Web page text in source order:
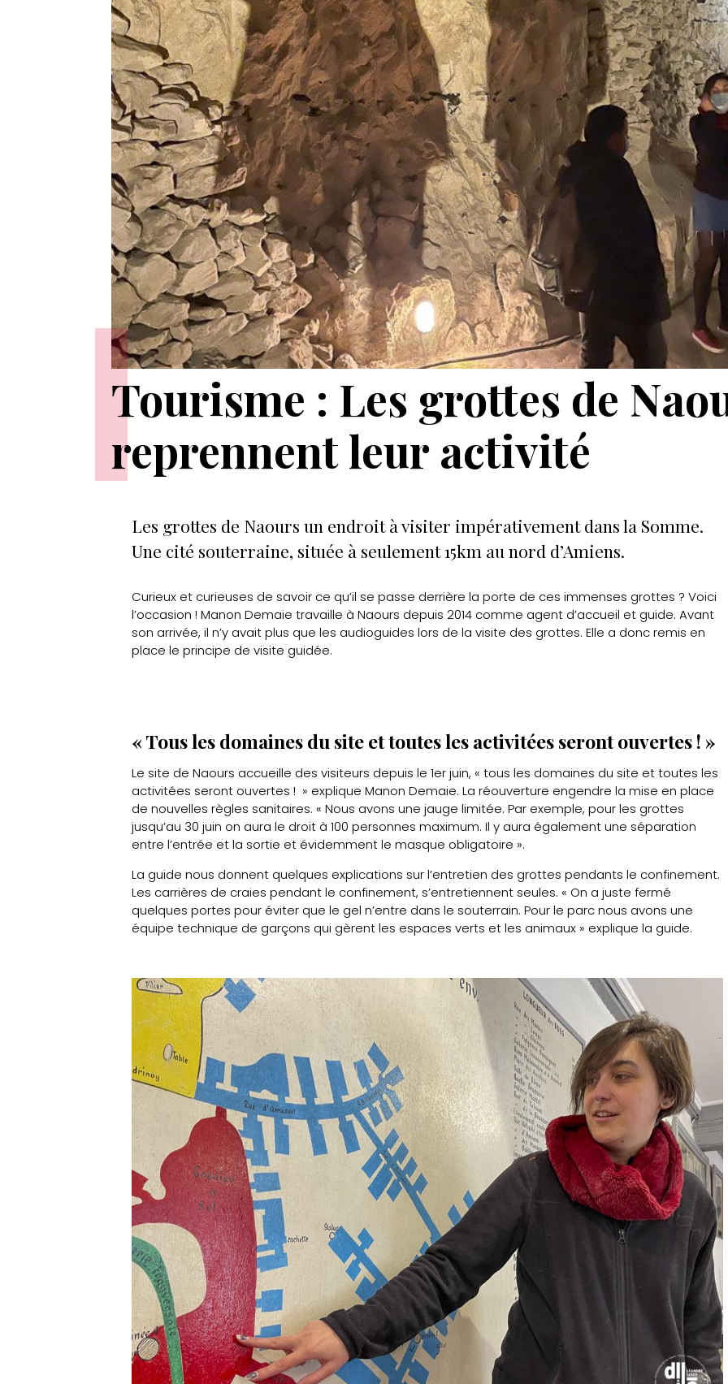
Tourisme : Les grottes de
reprennent leur activité
Les grottes de Naours un endroit à visiter impérativement dans la Somme.
Une cité souterraine, située à seulement 15km au nord d’Amiens.
Curieux et curieuses de savoir ce qu’il se passe derrière la porte de ces immenses grottes ? Voici
l’occasion ! Manon Demaie travaille à Naours depuis 2014 comme agent d’accueil et guide. Avant
son arrivée, il n’y avait plus que les audioguides lors de la visite des grottes. Elle a donc remis en
place le principe de visite guidée.
« Tous les domaines du site et toutes les activitées seront ouvertes ! »
Le site de Naours accueille des visiteurs depuis le 1er juin, « tous les domaines du site et toutes les
activitées seront ouvertes ! » explique Manon Demaie. La réouverture engendre la mise en place
de nouvelles règles sanitaires. « Nous avons une jauge limitée. Par exemple, pour les grottes
jusqu’au 30 juin on aura le droit à 100 personnes maximum. Il y aura également une séparation
entre l’entrée et la sortie et évidemment le masque obligatoire ».
La guide nous donnent quelques explications sur l’entretien des grottes pendants le confinement.
Les carrières de craies pendant le confinement, s’entretiennent seules. « On a juste fermé
quelques portes pour éviter que le gel n’entre dans le souterrain. Pour le parc nous avons une
équipe technique de garçons qui gèrent les espaces verts et les animaux » explique la guide.